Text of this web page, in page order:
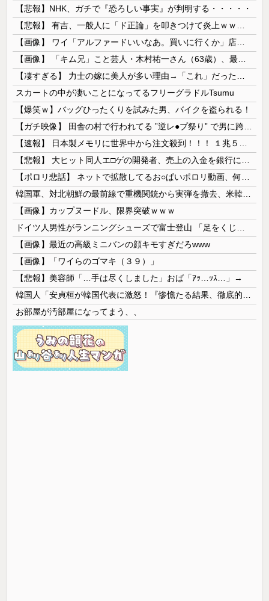
【悲報】NHK、ガチで『恐ろしい事実』が判明する・・・・・
スカートの中が凄いことになってるフリーグラドルTsumu
【爆笑ｗ】バッグひったくりを試みた男、バイクを盗られる！
【画像】カップヌードル、限界突破ｗｗｗ
【画像】最近の高級ミニバンの顔キモすぎだろwww
【画像】「ワイらのゴマキ（３９）」
【悲報】美容師「…手は尽くしました」おば「ｱｯ…ｯｽ…」→
お部屋が汚部屋になってまう、、